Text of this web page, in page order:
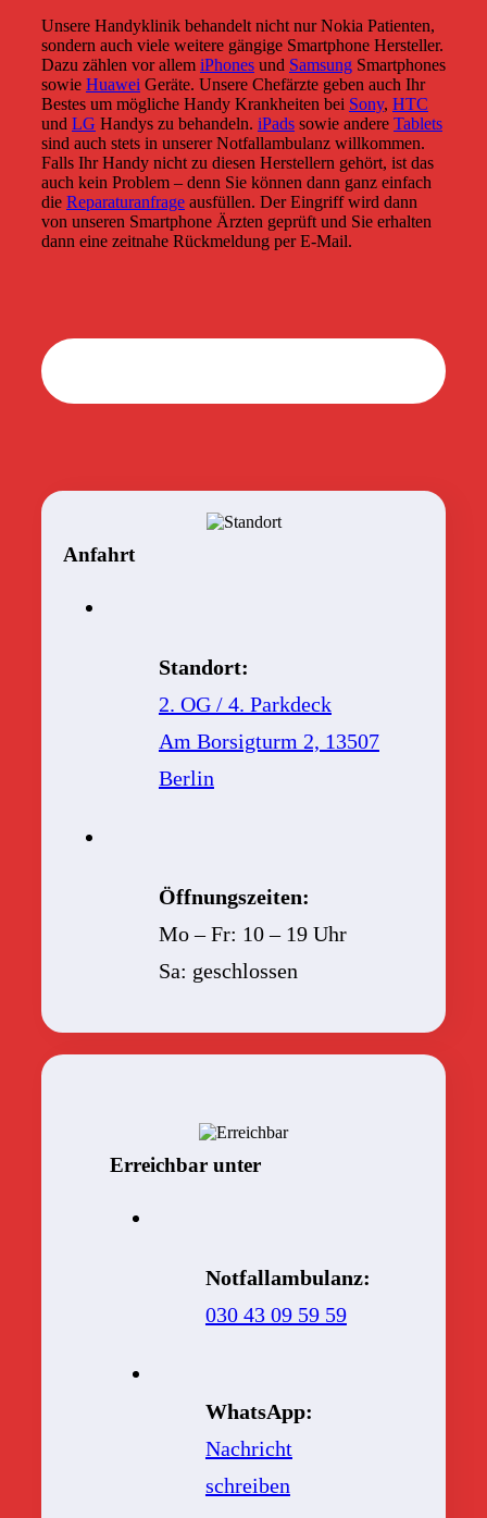
Unsere Handyklinik behandelt nicht nur Nokia Patienten,
sondern auch viele weitere gängige Smartphone Hersteller.
Dazu zählen vor allem iPhonesund SamsungSmartphones
sowie Huawei Geräte. Unsere Chefärzte geben auch Ihr
Bestes um mögliche Handy Krankheiten bei Sony, HTC
und LG Handys zu behandeln. iPadssowie andere Tablets
sind auch stets in unserer Notfallambulanz willkommen.
Falls Ihr Handy nicht zu diesen Herstellern gehört, ist das
auch kein Problem – denn Sie können dann ganz einfach
die Reparaturanfrageausfüllen. Der Eingriff wird dann
von unseren Smartphone Ärzten geprüft und Sie erhalten
dann eine zeitnahe Rückmeldung per E-Mail.
Anfahrt
Standort:
2. OG / 4. Parkdeck
Am Borsigturm 2, 13507
Berlin
Öffnungszeiten:
Mo – Fr: 10 – 19 Uhr
Sa: geschlossen
Erreichbar unter
Notfallambulanz:
030 43 09 59 59
WhatsApp:
Nachricht
schreiben